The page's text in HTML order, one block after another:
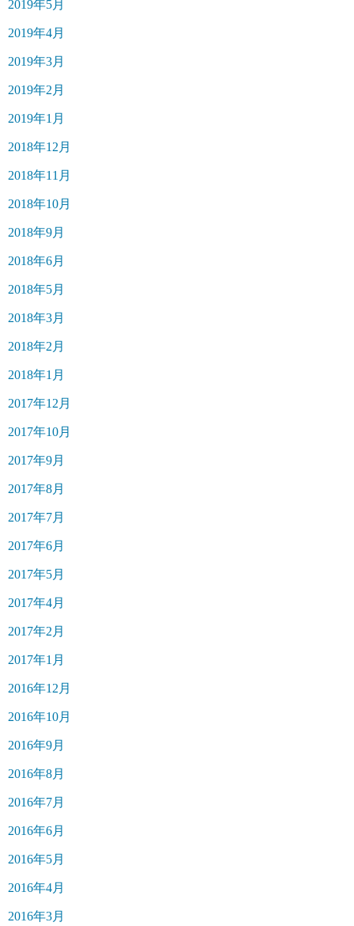
2019年5月
2019年4月
2019年3月
2019年2月
2019年1月
2018年12月
2018年11月
2018年10月
2018年9月
2018年6月
2018年5月
2018年3月
2018年2月
2018年1月
2017年12月
2017年10月
2017年9月
2017年8月
2017年7月
2017年6月
2017年5月
2017年4月
2017年2月
2017年1月
2016年12月
2016年10月
2016年9月
2016年8月
2016年7月
2016年6月
2016年5月
2016年4月
2016年3月